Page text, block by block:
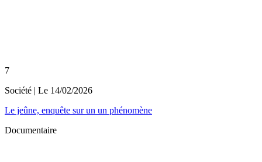
7
Société | Le 14/02/2026
Le jeûne, enquête sur un un phénomène
Documentaire